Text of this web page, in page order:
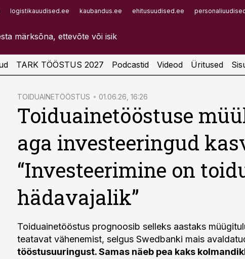
logistikauudised.ee kaubandus.ee ehitusuudised.ee
Infopank
TARK TÖÖSTUS 2027 Podcastid Videod Üritused
TOIDUAINETÖÖSTUS 01.06.26, 16:26
Toiduainetööstuse
aga investeeringud
“Investeerimine on
hädavajalik”
Toiduainetööstus prognoosib selleks aastaks
teatavat vähenemist, selgus Swedbanki mais
tööstusuuringust.Samas näeb pea kaks